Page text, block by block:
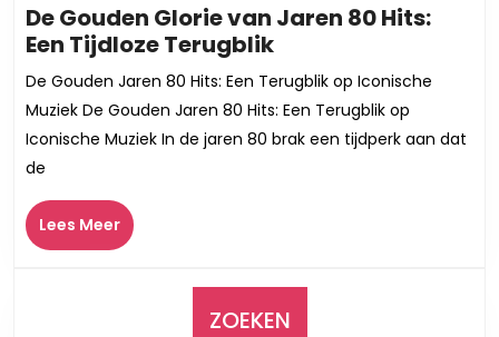
De Gouden Glorie van Jaren 80 Hits:
Een Tijdloze TerugblikDe
Gouden
Glorie
van
Jaren
Terugblik
De Gouden Jaren 80 Hits: Een Terugblik op Iconische
Muziek De Gouden Jaren 80 Hits: Een Terugblik op
Iconische Muziek In de jaren 80 brak een tijdperk aan dat
de
Lees MeerLees
Meer
ZOEKEN